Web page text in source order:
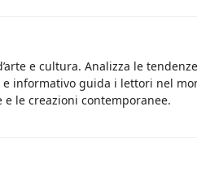
e cultura. Analizza le tendenze
informativo guida i lettori nel
le creazioni contemporanee.